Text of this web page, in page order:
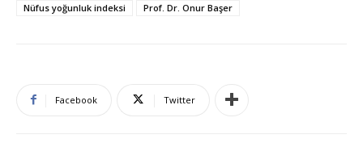
Nüfus yoğunluk indeksi
Prof. Dr. Onur Başer
Facebook Twitter